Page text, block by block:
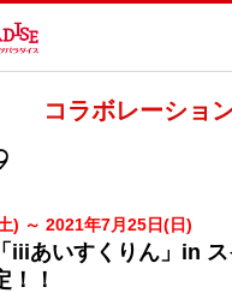
コラボレーショ
) ～ 2021年7月25日(日)
iiiあいすくりん」in
！